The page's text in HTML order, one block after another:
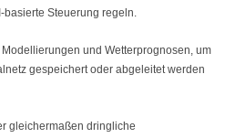
basierte Steuerung regeln.
und Wetterprognosen, um
gespeichert oder abgeleitet werden
gleichermaßen dringliche